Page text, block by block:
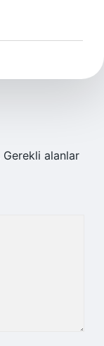
Gerekli alanlar